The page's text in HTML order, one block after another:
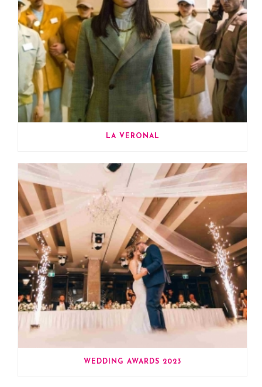
LA VERONAL
WEDDING AWARDS 2023